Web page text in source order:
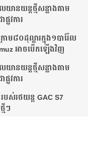
ានយន្តថ្មីសន្លាង​តាម
លូវការ
ោម៨០ដុល្លារក្នុង១បារ៉ែល
អាចបើកឡើងវិញ
ានយន្តថ្មីសន្លាង​តាម
លូវការ
បស់រថយន្ត GAC S7
មីៗ